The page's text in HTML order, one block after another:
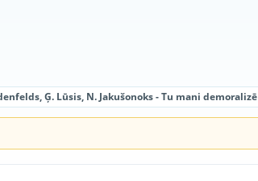
Ģ. Lūsis, N. Jakušonoks - Tu mani demoralizē